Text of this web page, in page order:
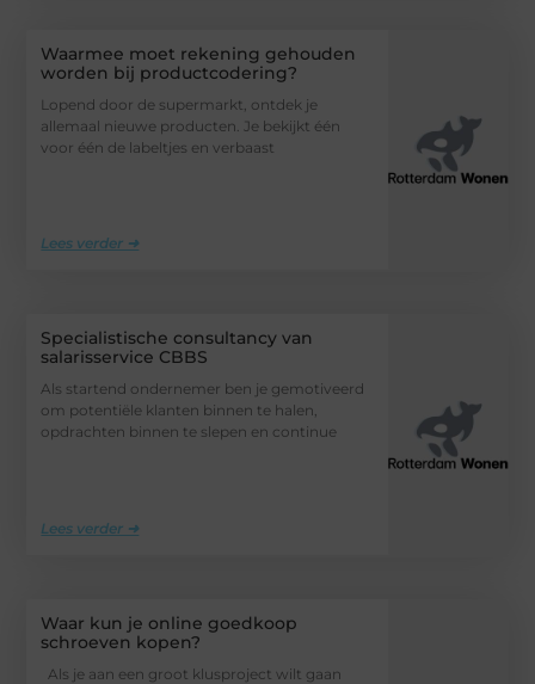
Waarmee moet rekening gehouden
worden bij productcodering?
Lopend door de supermarkt, ontdek je
allemaal nieuwe producten. Je bekijkt één
voor één de labeltjes en verbaast
Lees verder ➜
Specialistische consultancy van
salarisservice CBBS
Als startend ondernemer ben je gemotiveerd
om potentiële klanten binnen te halen,
opdrachten binnen te slepen en continue
Lees verder ➜
Waar kun je online goedkoop
schroeven kopen?
Als je aan een groot klusproject wilt gaan